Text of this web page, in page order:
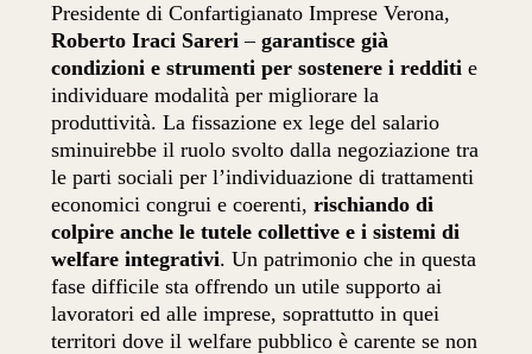
Presidente di Confartigianato Imprese Verona,
Roberto Iraci Sareri –garantisce già
condizioni e strumenti per sostenere i redditi e
individuare modalità per migliorare la
produttività. La fissazione ex lege del salario
sminuirebbe il ruolo svolto dalla negoziazione tra
le parti sociali per l’individuazione di trattamenti
economici congrui e coerenti,rischiando di
colpire anche le tutele collettive e i sistemi di
welfare integrativi. Un patrimonio che in questa
fase difficile sta offrendo un utile supporto ai
lavoratori ed alle imprese, soprattutto in quei
territori dove il welfare pubblico è carente se non